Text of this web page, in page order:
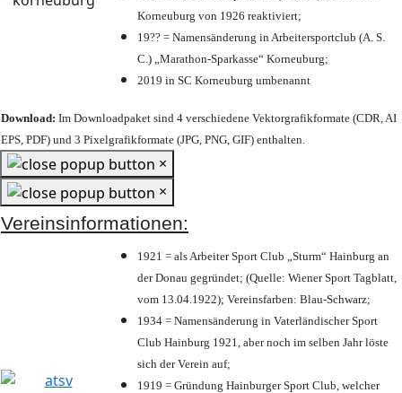
Korneuburg von 1926 reaktiviert;
19?? = Namensänderung in Arbeitersportclub (A. S.
C.) „Marathon-Sparkasse“ Korneuburg;
2019 in SC Korneuburg umbenannt
Download: Im Downloadpaket sind 4 verschiedene Vektorgrafikformate (CDR, AI
EPS, PDF) und 3 Pixelgrafikformate (JPG, PNG, GIF) enthalten.
×
×
Vereinsinformationen:
1921 = als Arbeiter Sport Club „Sturm“ Hainburg an
der Donau gegründet; (Quelle: Wiener Sport Tagblatt,
vom 13.04.1922); Vereinsfarben: Blau-Schwarz;
1934 = Namensänderung in Vaterländischer Sport
Club Hainburg 1921, aber noch im selben Jahr löste
sich der Verein auf;
1919 = Gründung Hainburger Sport Club, welcher